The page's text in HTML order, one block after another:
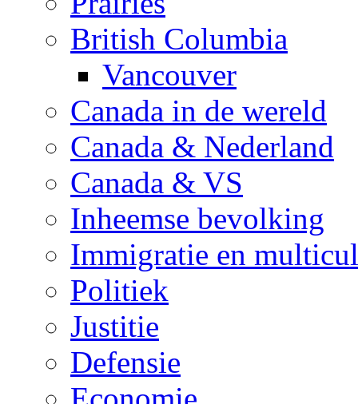
British Columbia
Vancouver
Canada in de wereld
Canada & Nederland
Canada & VS
Inheemse bevolking
Immigratie en
Politiek
Justitie
Defensie